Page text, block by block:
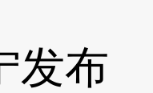
发布